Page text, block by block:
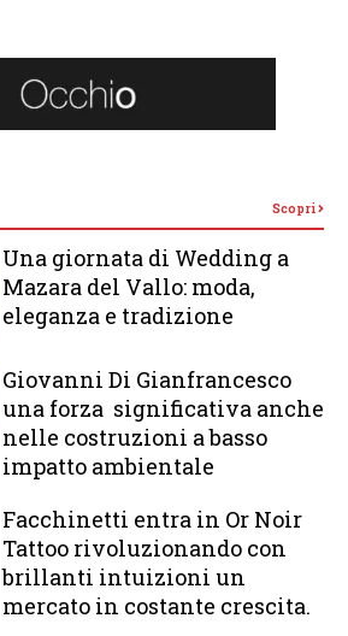
Scopri
Una giornata di Wedding a
Mazara del Vallo: moda,
eleganza e tradizione
Giovanni Di Gianfrancesco
una forza significativa anche
nelle costruzioni a basso
impatto ambientale
Facchinetti entra in Or Noir
Tattoo rivoluzionando con
brillanti intuizioni un
mercato in costante crescita.